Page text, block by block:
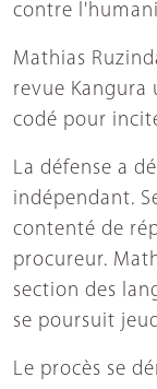
contre
Mathias
revue
codé pour
La défense a
indépendant.
contenté de
procureur.
section des
se poursuit
Le procès se